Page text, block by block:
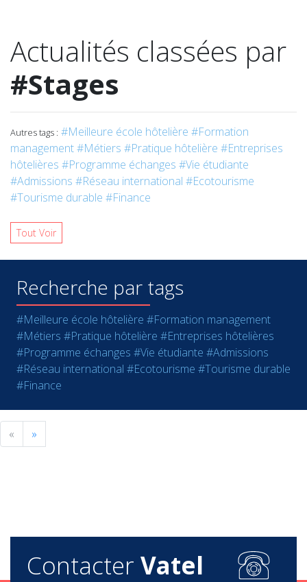
Actualités classées par
#Stages
Autres tags : #Meilleure école hôtelière #Formation
management#Métiers #Pratique hôtelière #Entreprises
hôtelières #Programme échanges #Vie étudiante
#Admissions #Réseau international #Ecotourisme
#Tourisme durable #Finance
Tout Voir
Recherche par tags
#Meilleure école hôtelière #Formation management
#Métiers #Pratique hôtelière #Entreprises hôtelières
#Programme échanges #Vie étudiante #Admissions
#Réseau international #Ecotourisme #Tourisme durable
#Finance
« »
Contacter Vatel